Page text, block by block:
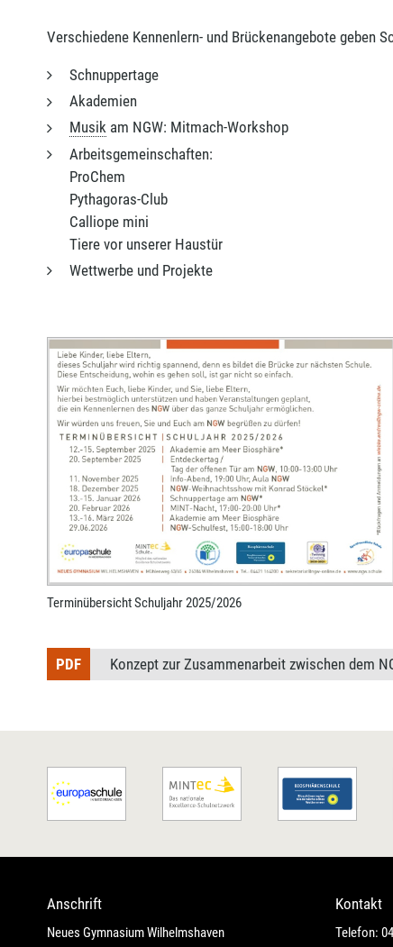
Verschiedene Kennenlern- und Brückenangebote geben
Schnuppertage
Akademien
Musik am NGW: Mitmach-Workshop
Arbeitsgemeinschaften:
ProChem
Pythagoras-Club
Calliope mini
Tiere vor unserer Haustür
Wettwerbe und Projekte
Terminübersicht Schuljahr 2025/2026
Konzept zur Zusammenarbeit zwischen dem
Anschrift
Neues Gymnasium Wilhelmshaven
Kontakt
Telefon: